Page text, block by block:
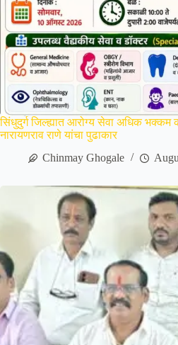
सिंधुदुर्ग जिल्ह्यात आरोग्य सेवा अधिक भक्कम
नारायणराव राणे यांचा पुढाकार
Chinmay Ghogale